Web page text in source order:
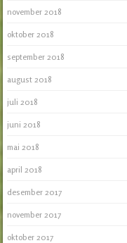
november 2018
oktober 2018
september 2018
august 2018
juli 2018
juni 2018
mai 2018
april 2018
desember 2017
november 2017
oktober 2017